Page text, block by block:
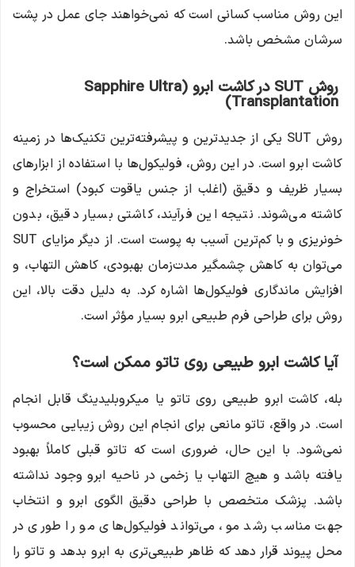
این روش مناسب کسانی است که نمی‌خواهند جای عمل در پشت
سرشان مشخص باشد.
روش SUT در کاشت ابرو (Sapphire Ultra
Transplantation)
روش SUT یکی از جدیدترین و پیشرفته‌ترین تکنیک‌ها در زمینه
کاشت ابرو است. در این روش، فولیکول‌ها با استفاده از ابزارهای
بسیار ظریف و دقیق (اغلب از جنس یاقوت کبود) استخراج و
کاشته می‌شوند. نتیجه این فرآیند، کاشتی بسیار دقیق، بدون
خونریزی و با کم‌ترین آسیب به پوست است. از دیگر مزایای SUT
می‌توان به کاهش چشمگیر مدت‌زمان بهبودی، کاهش التهاب، و
افزایش ماندگاری فولیکول‌ها اشاره کرد. به دلیل دقت بالا، این
روش برای طراحی فرم طبیعی ابرو بسیار مؤثر است.
آیا کاشت ابرو طبیعی روی تاتو ممکن است؟
بله، کاشت ابرو طبیعی روی تاتو یا میکروبلیدینگ قابل انجام
است. در واقع، تاتو مانعی برای انجام این روش زیبایی محسوب
نمی‌شود. با این حال، ضروری است که تاتو قبلی کاملاً بهبود
یافته باشد و هیچ التهاب یا زخمی در ناحیه ابرو وجود نداشته
باشد. پزشک متخصص با طراحی دقیق الگوی ابرو و انتخاب
جهت مناسب رشد مو، می‌تواند فولیکول‌های مو را طوری در
محل پیوند قرار دهد که ظاهر طبیعی‌تری به ابرو بدهد و تاتو را